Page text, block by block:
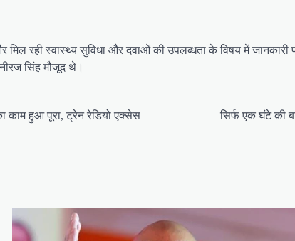
मिल रही स्वास्थ्य सुविधा और दवाओं की उपलब्धता के विषय में
सिंह मौजूद थे।
काम हुआ पूरा, ट्रेन रेडियो एक्सेस
सिर्फ एक घंटे की